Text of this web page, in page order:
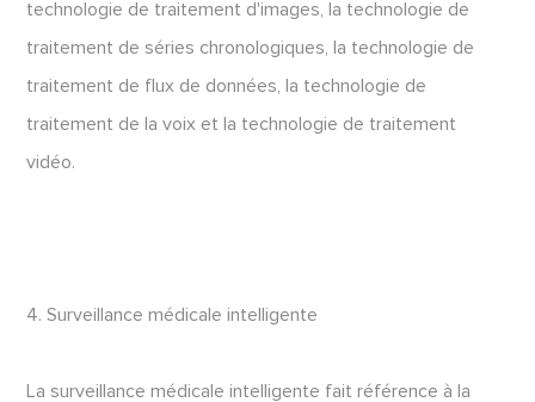
technologie de traitement d'images, la technologie de
traitement de séries chronologiques, la technologie de
traitement de flux de données, la technologie de
traitement de la voix et la technologie de traitement
vidéo.
4. Surveillance médicale intelligente
La surveillance médicale intelligente fait référence à la